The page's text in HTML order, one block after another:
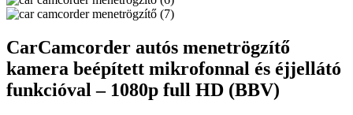
CarCamcorder autós menetrögzítő
kamera beépített mikrofonnal és éjjellátó
funkcióval – 1080p full HD (BBV)